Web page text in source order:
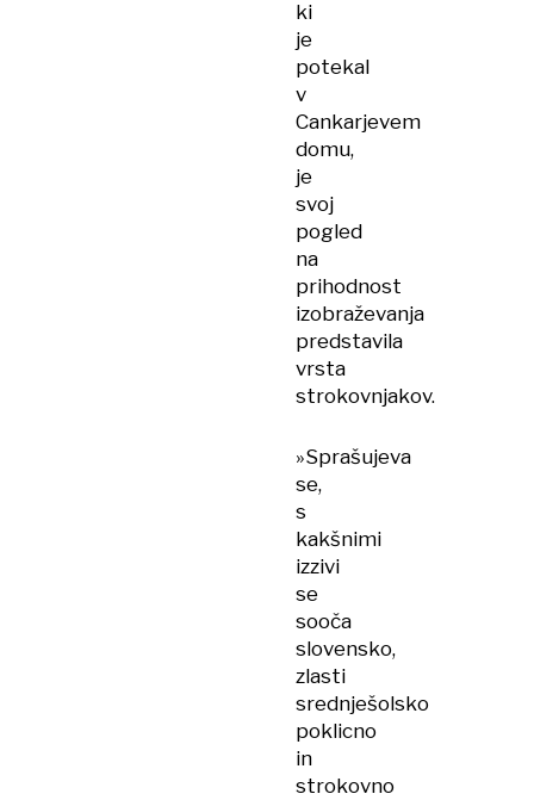
ki
je
potekal
v
Cankarjevem
domu,
je
svoj
pogled
na
prihodnost
izobraževanja
predstavila
vrsta
strokovnjakov.
»Sprašujeva
se,
s
kakšnimi
izzivi
se
sooča
slovensko,
zlasti
srednješolsko
poklicno
in
strokovno